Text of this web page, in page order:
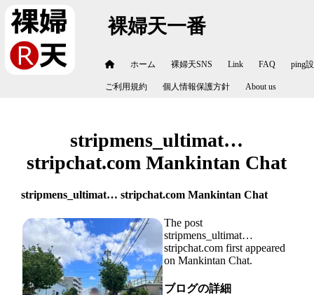
裸婦天一番
ホーム 裸婦天SNS Link FAQ ping
ご利用規約 個人情報保護方針 About us
stripmens_ultimat…
stripchat.com Mankintan Chat
stripmens_ultimat… stripchat.com Mankintan Chat
The post
stripmens_ultimat…
stripchat.com first appeared
on Mankintan Chat.
ブログの詳細